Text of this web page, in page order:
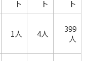
ト
ト
ト
1人 4人
399
人